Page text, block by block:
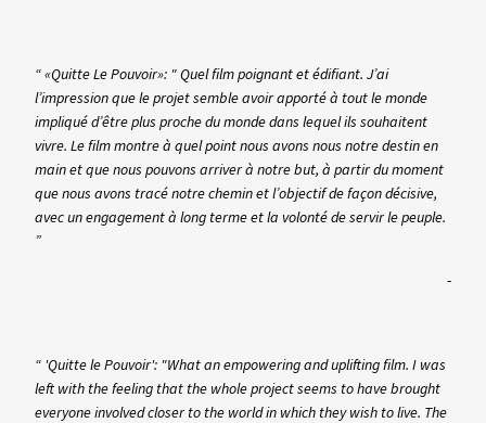
“ «Quitte Le Pouvoir»: " Quel film poignant et édifiant. J’ai
l’impression que le projet semble avoir apporté à tout le monde
impliqué d’être plus proche du monde dans lequel ils souhaitent
vivre. Le film montre à quel point nous avons nous notre destin en
main et que nous pouvons arriver à notre but, à partir du moment
que nous avons tracé notre chemin et l’objectif de façon décisive,
avec un engagement à long terme et la volonté de servir le peuple.
”
-
“ 'Quitte le Pouvoir': "What an empowering and uplifting film. I was
left with the feeling that the whole project seems to have brought
everyone involved closer to the world in which they wish to live. The